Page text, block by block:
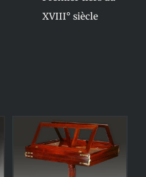
XVIII° siècle